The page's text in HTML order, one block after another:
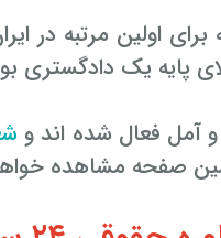
برای اولین مرتبه در
ایران جزو وکلای پایه یک
صفحه مشاهده